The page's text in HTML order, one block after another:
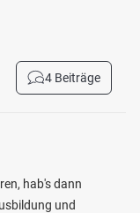
4 Beiträge
hab's dann
und